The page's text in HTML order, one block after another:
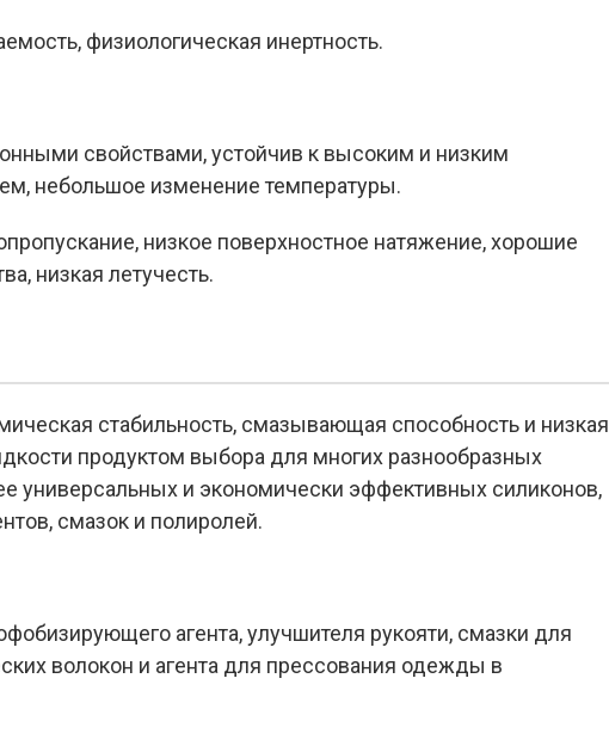
физиологическая инертность.
свойствами, устойчив к высоким и низким
небольшое изменение температуры.
низкое поверхностное натяжение, хорошие
низкая летучесть.
стабильность, смазывающая способность и низкая
продуктом выбора для многих разнообразных
универсальных и экономически эффективных силиконов,
смазок и полиролей.
агента, улучшителя рукояти, смазки для
волокон и агента для прессования одежды в